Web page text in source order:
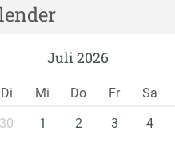
Juli 2026
Di Mi Do Fr Sa
30 1 2 3 4